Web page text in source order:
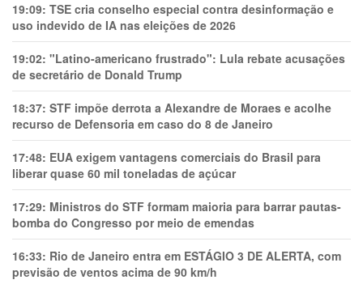
19:09: TSE cria conselho especial contra desinformação e
uso indevido de IA nas eleições de 2026
19:02: "Latino-americano frustrado": Lula rebate acusações
de secretário de Donald Trump
18:37: STF impõe derrota a Alexandre de Moraes e acolhe
recurso de Defensoria em caso do 8 de Janeiro
17:48: EUA exigem vantagens comerciais do Brasil para
liberar quase 60 mil toneladas de açúcar
17:29: Ministros do STF formam maioria para barrar pautas-
bomba do Congresso por meio de emendas
16:33: Rio de Janeiro entra em ESTÁGIO 3 DE ALERTA, com
previsão de ventos acima de 90 km/h